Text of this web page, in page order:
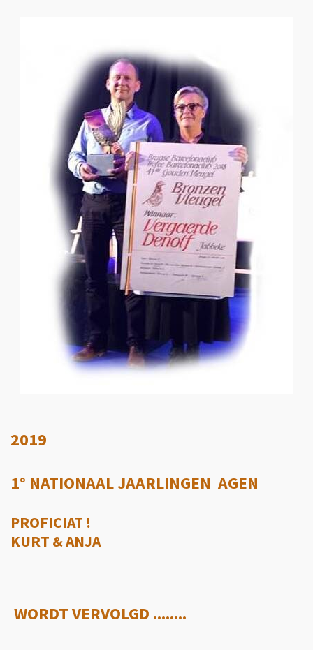
2019
1° NATIONAAL JAARLINGEN AGEN
PROFICIAT !
KURT & ANJA
WORDT VERVOLGD ........